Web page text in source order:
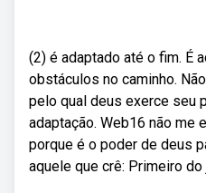
(2) é adaptado até o fim. É
obstáculos no caminho.
pelo qual deus exerce seu
adaptação. Web16 não me
porque é o poder de deus
aquele que crê: Primeiro